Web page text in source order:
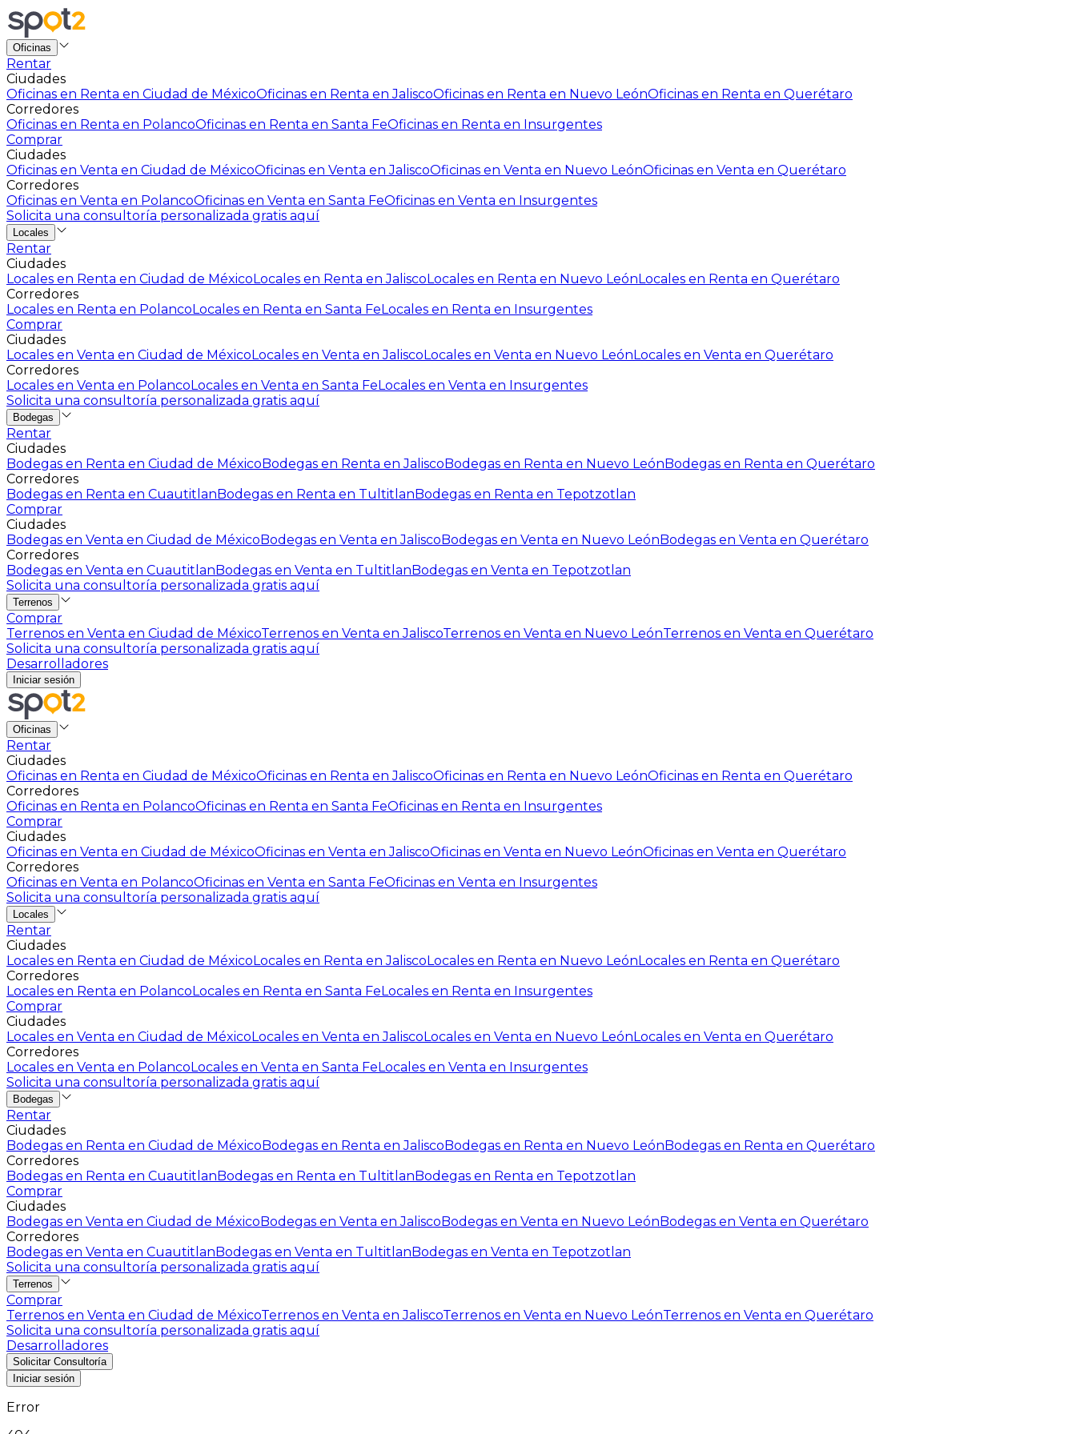
Oficinas
Rentar
Ciudades
Oficinas en Renta en Ciudad de MéxicoOficinas en Renta en JaliscoOficinas en Renta en Nuevo LeónOficinas en Renta en Querétaro
Corredores
Oficinas en Renta en PolancoOficinas en Renta en Santa FeOficinas en Renta en Insurgentes
Comprar
Ciudades
Oficinas en Venta en Ciudad de MéxicoOficinas en Venta en JaliscoOficinas en Venta en Nuevo LeónOficinas en Venta en Querétaro
Corredores
Oficinas en Venta en PolancoOficinas en Venta en Santa FeOficinas en Venta en Insurgentes
Solicita una consultoría personalizada gratis aquí
Locales
Rentar
Ciudades
Locales en Renta en Ciudad de MéxicoLocales en Renta en JaliscoLocales en Renta en Nuevo LeónLocales en Renta en Querétaro
Corredores
Locales en Renta en PolancoLocales en Renta en Santa FeLocales en Renta en Insurgentes
Comprar
Ciudades
Locales en Venta en Ciudad de MéxicoLocales en Venta en JaliscoLocales en Venta en Nuevo LeónLocales en Venta en Querétaro
Corredores
Locales en Venta en PolancoLocales en Venta en Santa FeLocales en Venta en Insurgentes
Solicita una consultoría personalizada gratis aquí
Bodegas
Rentar
Ciudades
Bodegas en Renta en Ciudad de MéxicoBodegas en Renta en JaliscoBodegas en Renta en Nuevo LeónBodegas en Renta en Querétaro
Corredores
Bodegas en Renta en CuautitlanBodegas en Renta en TultitlanBodegas en Renta en Tepotzotlan
Comprar
Ciudades
Bodegas en Venta en Ciudad de MéxicoBodegas en Venta en JaliscoBodegas en Venta en Nuevo LeónBodegas en Venta en Querétaro
Corredores
Bodegas en Venta en CuautitlanBodegas en Venta en TultitlanBodegas en Venta en Tepotzotlan
Solicita una consultoría personalizada gratis aquí
Terrenos
Comprar
Terrenos en Venta en Ciudad de MéxicoTerrenos en Venta en JaliscoTerrenos en Venta en Nuevo LeónTerrenos en Venta en Querétaro
Solicita una consultoría personalizada gratis aquí
Desarrolladores
Iniciar sesión
Oficinas
Rentar
Ciudades
Oficinas en Renta en Ciudad de MéxicoOficinas en Renta en JaliscoOficinas en Renta en Nuevo LeónOficinas en Renta en Querétaro
Corredores
Oficinas en Renta en PolancoOficinas en Renta en Santa FeOficinas en Renta en Insurgentes
Comprar
Ciudades
Oficinas en Venta en Ciudad de MéxicoOficinas en Venta en JaliscoOficinas en Venta en Nuevo LeónOficinas en Venta en Querétaro
Corredores
Oficinas en Venta en PolancoOficinas en Venta en Santa FeOficinas en Venta en Insurgentes
Solicita una consultoría personalizada gratis aquí
Locales
Rentar
Ciudades
Locales en Renta en Ciudad de MéxicoLocales en Renta en JaliscoLocales en Renta en Nuevo LeónLocales en Renta en Querétaro
Corredores
Locales en Renta en PolancoLocales en Renta en Santa FeLocales en Renta en Insurgentes
Comprar
Ciudades
Locales en Venta en Ciudad de MéxicoLocales en Venta en JaliscoLocales en Venta en Nuevo LeónLocales en Venta en Querétaro
Corredores
Locales en Venta en PolancoLocales en Venta en Santa FeLocales en Venta en Insurgentes
Solicita una consultoría personalizada gratis aquí
Bodegas
Rentar
Ciudades
Bodegas en Renta en Ciudad de MéxicoBodegas en Renta en JaliscoBodegas en Renta en Nuevo LeónBodegas en Renta en Querétaro
Corredores
Bodegas en Renta en CuautitlanBodegas en Renta en TultitlanBodegas en Renta en Tepotzotlan
Comprar
Ciudades
Bodegas en Venta en Ciudad de MéxicoBodegas en Venta en JaliscoBodegas en Venta en Nuevo LeónBodegas en Venta en Querétaro
Corredores
Bodegas en Venta en CuautitlanBodegas en Venta en TultitlanBodegas en Venta en Tepotzotlan
Solicita una consultoría personalizada gratis aquí
Terrenos
Comprar
Terrenos en Venta en Ciudad de MéxicoTerrenos en Venta en JaliscoTerrenos en Venta en Nuevo LeónTerrenos en Venta en Querétaro
Solicita una consultoría personalizada gratis aquí
Desarrolladores
Solicitar Consultoría
Iniciar sesión
Error